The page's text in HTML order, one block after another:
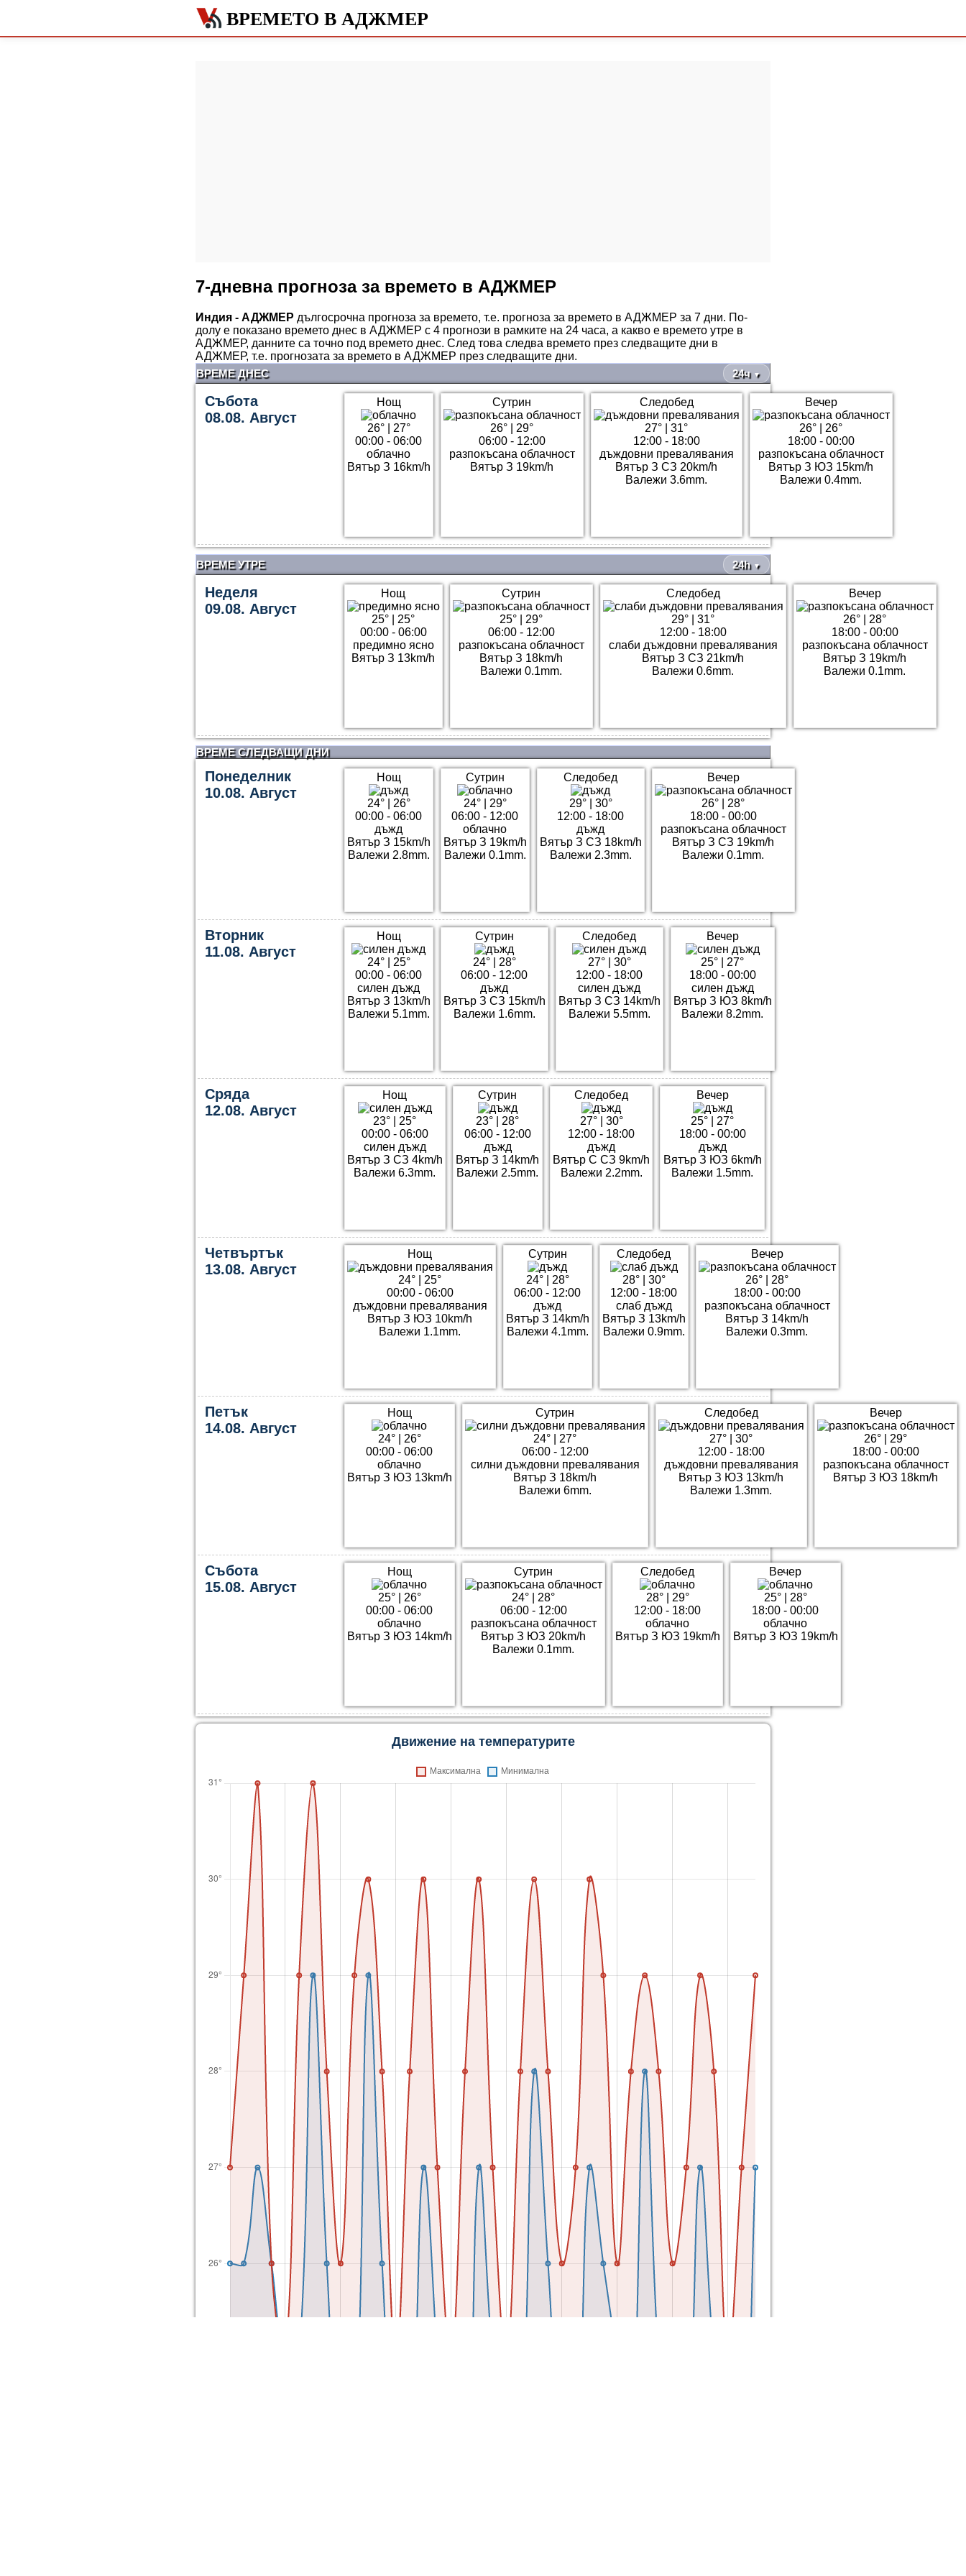
ВРЕМЕТО В АДЖМЕР
7-дневна прогноза за времето в АДЖМЕР
Индия - АДЖМЕР дългосрочна прогноза за времето, т.е. прогноза за времето в АДЖМЕР за 7 дни. По-
долу е показано времето днес в АДЖМЕР с 4 прогнози в рамките на 24 часа, а какво е времето утре в
АДЖМЕР, данните са точно под времето днес. След това следва времето през следващите дни в
АДЖМЕР, т.е. прогнозата за времето в АДЖМЕР през следващите дни.
ВРЕМЕ ДНЕС
24ч ▼
Събота
08.08. Август
Нощ
26°| 27°
00:00 - 06:00
облачно
Вятър З 16km/h
Сутрин
26°
29°
06:00 - 12:00
разпокъсана облачност
Вятър З 19km/h
Следобед
27°
31°
12:00 - 18:00
дъждовни превалявания
Вятър З СЗ 20km/h
Валежи 3.6mm.
Вечер
26°
26°
18:00 - 00:00
разпокъсана облачност
Вятър З ЮЗ 15km/h
Валежи 0.4mm.
ВРЕМЕ УТРЕ 24h ▼
Неделя
09.08. Август
Нощ
25°
25°
00:00 - 06:00
предимно ясно
Вятър З 13km/h
Сутрин
25°
29°
06:00 - 12:00
разпокъсана облачност
Вятър З 18km/h
Валежи 0.1mm.
Следобед
29°
31°
12:00 - 18:00
слаби дъждовни превалявания
Вятър З СЗ 21km/h
Валежи 0.6mm.
Вечер
26°
28°
18:00 - 00:00
разпокъсана облачност
Вятър З 19km/h
Валежи 0.1mm.
ВРЕМЕ СЛЕДВАЩИ ДНИ
Понеделник
10.08. Август
Нощ
24°| 26°
00:00 - 06:00
дъжд
Вятър З 15km/h
Валежи 2.8mm.
Сутрин
24°| 29°
06:00 - 12:00
облачно
Вятър З 19km/h
Валежи 0.1mm.
Следобед
29°| 30°
12:00 - 18:00
дъжд
Вятър З СЗ 18km/h
Валежи 2.3mm.
Вечер
26°
28°
18:00 - 00:00
разпокъсана облачност
Вятър З СЗ 19km/h
Валежи 0.1mm.
Вторник
11.08. Август
Нощ
24°| 25°
00:00 - 06:00
силен дъжд
Вятър З 13km/h
Валежи 5.1mm.
Сутрин
24°| 28°
06:00 - 12:00
дъжд
Вятър З СЗ 15km/h
Валежи 1.6mm.
Следобед
27°| 30°
12:00 - 18:00
силен дъжд
Вятър З СЗ 14km/h
Валежи 5.5mm.
Вечер
25°
27°
18:00 - 00:00
силен дъжд
Вятър З ЮЗ 8km/h
Валежи 8.2mm.
Сряда
12.08. Август
Нощ
23°
25°
00:00 - 06:00
силен дъжд
Вятър З СЗ 4km/h
Валежи 6.3mm.
Сутрин
23°
28°
06:00 - 12:00
дъжд
Вятър З 14km/h
Валежи 2.5mm.
Следобед
27°| 30°
12:00 - 18:00
дъжд
Вятър С СЗ 9km/h
Валежи 2.2mm.
Вечер
25°
27°
18:00 - 00:00
дъжд
Вятър З ЮЗ 6km/h
Валежи 1.5mm.
Четвъртък
13.08. Август
Нощ
24°
25°
00:00 - 06:00
дъждовни превалявания
Вятър З ЮЗ 10km/h
Валежи 1.1mm.
Сутрин
24°| 28°
06:00 - 12:00
дъжд
Вятър З 14km/h
Валежи 4.1mm.
Следобед
28°| 30°
12:00 - 18:00
слаб дъжд
Вятър З 13km/h
Валежи 0.9mm.
Вечер
26°
28°
18:00 - 00:00
разпокъсана облачност
Вятър З 14km/h
Валежи 0.3mm.
Петък
14.08. Август
Нощ
24°| 26°
00:00 - 06:00
облачно
Вятър З ЮЗ 13km/h
Сутрин
24°
27°
06:00 - 12:00
силни дъждовни превалявания
Вятър З 18km/h
Валежи 6mm.
Следобед
27°
30°
12:00 - 18:00
дъждовни превалявания
Вятър З ЮЗ 13km/h
Валежи 1.3mm.
Вечер
26°
29°
18:00 - 00:00
разпокъсана облачност
Вятър З ЮЗ 18km/h
Събота
15.08. Август
Нощ
25°| 26°
00:00 - 06:00
облачно
Вятър З ЮЗ 14km/h
Сутрин
24°
28°
06:00 - 12:00
разпокъсана облачност
Вятър З ЮЗ 20km/h
Валежи 0.1mm.
Следобед
28°| 29°
12:00 - 18:00
облачно
Вятър З ЮЗ 19km/h
Вечер
25°| 28°
18:00 - 00:00
облачно
Вятър З ЮЗ 19km/h
Движение на температурите